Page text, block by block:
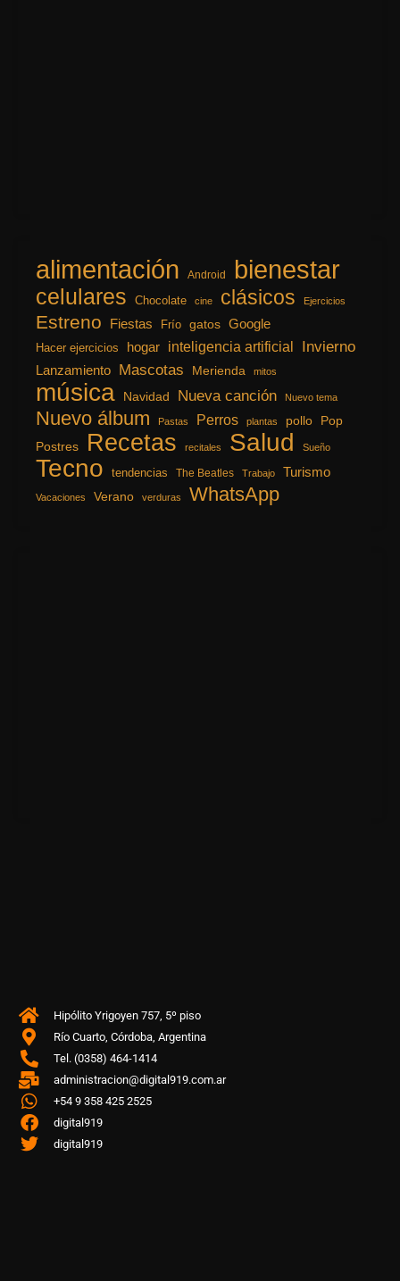
alimentación Android bienestar
celulares Chocolate cine clásicos Ejercicios
Estreno Fiestas Frío gatos Google
Hacer ejercicios hogar inteligencia artificial Invierno
Lanzamiento Mascotas Merienda mitos
música Navidad Nueva canción Nuevo tema
Nuevo álbum Pastas Perros plantas pollo
Pop
Postres
Recetas recitales Salud Sueño
Tecno tendencias The Beatles Trabajo Turismo
Vacaciones Verano verduras WhatsApp
Hipólito Yrigoyen 757, 5º piso
Río Cuarto, Córdoba, Argentina
Tel. (0358) 464-1414
administracion@digital919.com.ar
+54 9 358 425 2525
digital919
digital919